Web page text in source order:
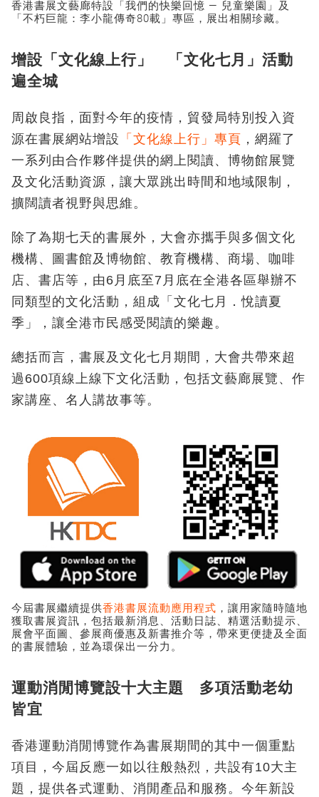
香港書展文藝廊特設「我們的快樂回憶 — 兒童樂園」及
「不朽巨龍：李小龍傳奇80載」專區，展出相關珍藏。
增設「文化線上行」 「文化七月」活動
遍全城
周啟良指，面對今年的疫情，貿發局特別投入資
源在書展網站增設 「文化線上行」專頁 ，網羅了
一系列由合作夥伴提供的網上閱讀、博物館展覽
及文化活動資源，讓大眾跳出時間和地域限制，
擴闊讀者視野與思維。
除了為期七天的書展外，大會亦攜手與多個文化
機構、圖書館及博物館、教育機構、商場、咖啡
店、書店等，由6月底至7月底在全港各區舉辦不
同類型的文化活動，組成「文化七月．悅讀夏
季」，讓全港市民感受閱讀的樂趣。
總括而言，書展及文化七月期間，大會共帶來超
過600項線上線下文化活動，包括文藝廊展覽、作
家講座、名人講故事等。
今屆書展繼續提供香港書展流動應用程式 ，讓用家隨時隨地
獲取書展資訊，包括最新消息、活動日誌、精選活動提示、
展會平面圖、參展商優惠及新書推介等，帶來更便捷及全面
的書展體驗，並為環保出一分力。
運動消閒博覽設十大主題 多項活動老幼
皆宜
香港運動消閒博覽作為書展期間的其中一個重點
項目，今屆反應一如以往般熱烈，共設有10大主
題，提供各式運動、消閒產品和服務。今年新設